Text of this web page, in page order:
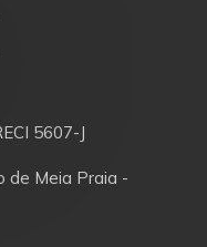
5607-J
de Meia Praia -